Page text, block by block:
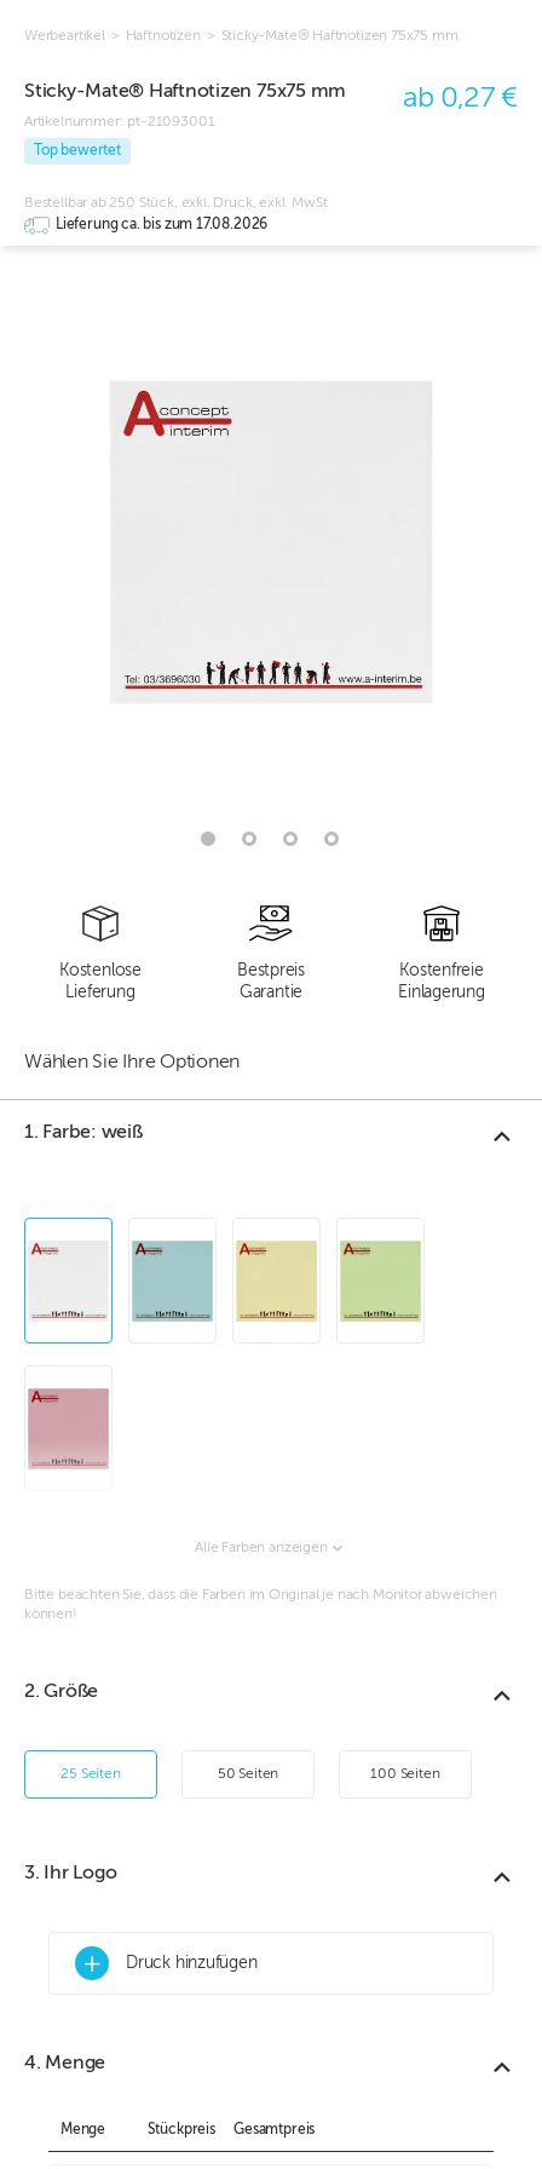
Werbeartikel > Haftnotizen > Sticky-Mate® Haftnotizen 75x75 mm
Sticky-Mate® Haftnotizen 75x75 mm
Artikelnummer: pt-21093001
Top bewertet
ab 0,27 €
Bestellbar ab 250 Stück, exkl. Druck, exkl. MwSt
Lieferung ca. bis zum 17.08.2026
Kostenlose
Lieferung
Bestpreis
Garantie
Kostenfreie
Einlagerung
Wählen Sie Ihre Optionen
1. Farbe: weiß
Alle Farben anzeigen
Bitte beachten Sie, dass die Farben im Original je nach Monitor abweichen
können!
2. Größe
25 Seiten 50 Seiten 100 Seiten
3. Ihr Logo
+ Druck hinzufügen
4. Menge
Menge Stückpreis Gesamtpreis